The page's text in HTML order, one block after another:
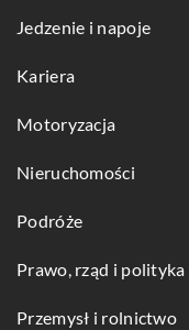
Jedzenie i napoje
Kariera
Motoryzacja
Nieruchomości
Podróże
Prawo, rząd i polityka
Przemysł i rolnictwo